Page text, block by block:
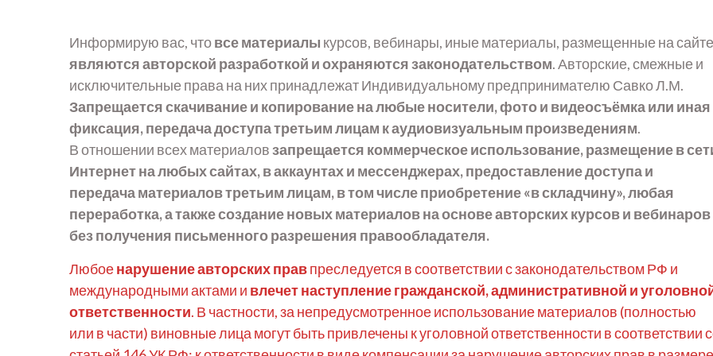
Информирую вас, чтовсе материалы курсов, вебинары, иные материалы, размещенные на
являются авторской разработкой и охраняются законодательством. Авторские, смежные и
исключительные права на них принадлежат Индивидуальному предпринимателю Савко Л.М.
Запрещается скачивание и копирование на любые носители, фото и видеосъёмка или иная
фиксация, передача доступа третьим лицам к аудиовизуальным произведениям.
В отношении всех материаловзапрещается коммерческое использование, размещение в
Интернет на любых сайтах, в аккаунтах и мессенджерах, предоставление доступа и
передача материалов третьим лицам, в том числе приобретение «в складчину», любая
переработка, а также создание новых материалов на основе авторских курсов и вебинаров
без получения письменного разрешения правообладателя.
Любоенарушение авторских правпреследуется в соответствии с законодательством РФ и
международными актами и влечет наступление гражданской, административной и
ответственности. В частности, за непредусмотренное использование материалов (полностью
или в части) виновные лица могут быть привлечены к уголовной ответственности в соответствии